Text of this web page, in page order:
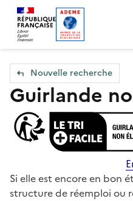
Accueil — Que Faire de
Nouvelle recherche
Guirlande
Si elle est encore en bon
structure de réemploi ou